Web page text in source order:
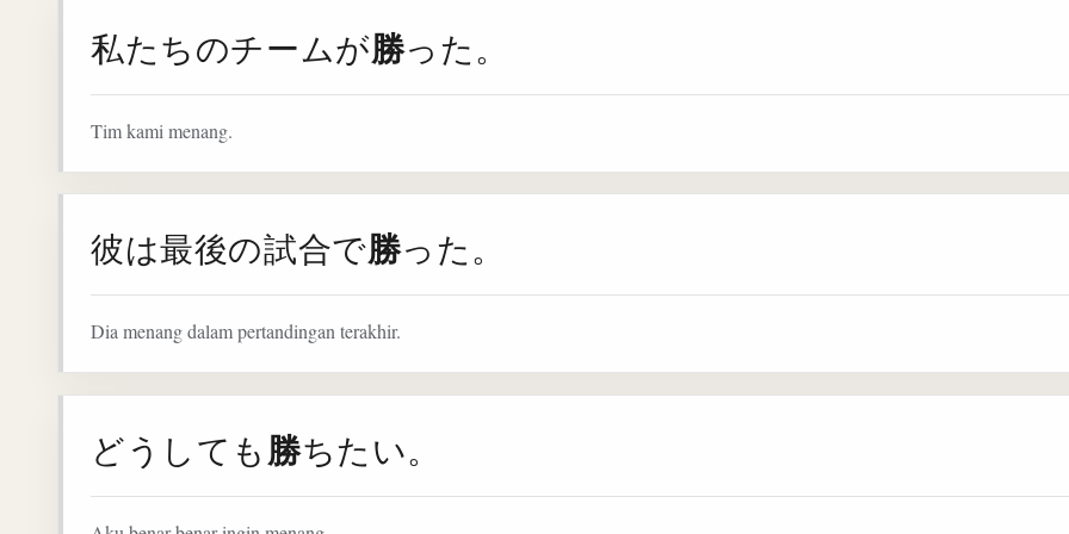
私たちのチームが勝った。
Tim kami menang.
彼は最後の試合で勝った。
Dia menang dalam pertandingan terakhir.
どうしても勝ちたい。